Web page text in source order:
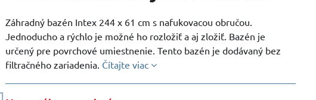
Záhradný bazén Intex 244 x 61 cm s nafukovacou obručou.
Jednoducho a rýchlo je možné ho rozložiť a aj zložiť. Bazén je
určený pre povrchové umiestnenie. Tento bazén je dodávaný bez
filtračného zariadenia. Čítajte viac